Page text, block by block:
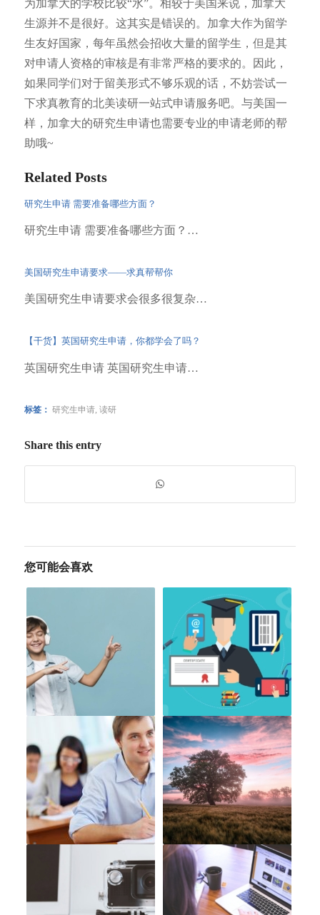
为加拿大的学校比较“水”。相较于美国来说，加拿大
生源并不是很好。这其实是错误的。加拿大作为留学
生友好国家，每年虽然会招收大量的留学生，但是其
对申请人资格的审核是有非常严格的要求的。因此，
如果同学们对于留美形式不够乐观的话，不妨尝试一
下求真教育的北美读研一站式申请服务吧。与美国一
样，加拿大的研究生申请也需要专业的申请老师的帮
助哦~
Related Posts
研究生申请 需要准备哪些方面？
研究生申请 需要准备哪些方面？…
美国研究生申请要求——求真帮帮你
美国研究生申请要求会很多很复杂…
【干货】英国研究生申请，你都学会了吗？
英国研究生申请 英国研究生申请…
标签： 研究生申请, 读研
Share this entry
您可能会喜欢